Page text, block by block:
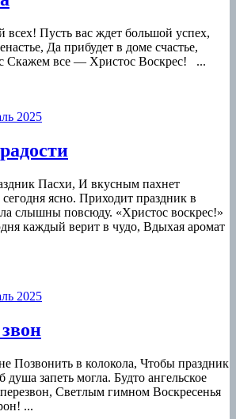
всех! Пусть вас ждет большой успех,
Да прибудет в доме счастье,
Скажем все — Христос Воскрес! ...
2025
Пасхальные
Пасхи, И вкусным пахнет
ясно. Приходит праздник в
слышны повсюду. «Христос воскрес!»
каждый верит в чудо, Вдыхая аромат
2025
Пасхальный
Позвонить в колокола, Чтобы праздник
душа запеть могла. Будто ангельское
Светлым гимном Воскресенья
...